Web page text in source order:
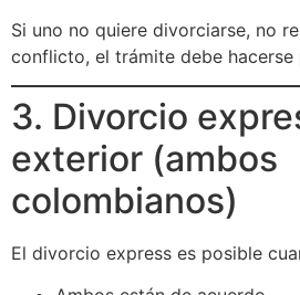
Si uno no quiere divorciarse, no
conflicto, el trámite debe hacerse
3. Divorcio
exterior (ambos
colombianos)
El divorcio express es posible